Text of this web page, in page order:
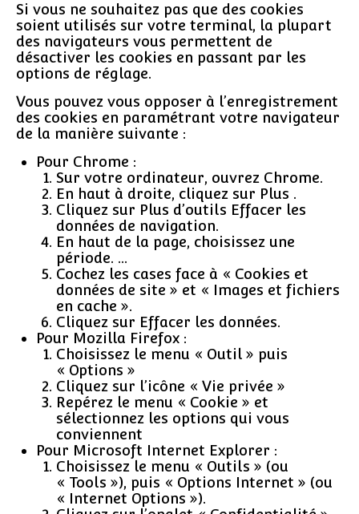
Si vous ne souhaitez pas que des cookies
soient utilisés sur votre terminal, la plupart
des navigateurs vous permettent de
désactiver les cookies en passant par les
options de réglage.
Vous pouvez vous opposer à l’enregistrement
des cookies en paramétrant votre navigateur
de la manière suivante :
Pour Chrome :
Sur votre ordinateur, ouvrez Chrome.
En haut à droite, cliquez sur Plus .
Cliquez sur Plus d’outils Effacer les
données de navigation.
En haut de la page, choisissez une
période. …
Cochez les cases face à « Cookies et
données de site » et « Images et fichiers
en cache ».
Cliquez sur Effacer les données.
Pour Mozilla Firefox :
Choisissez le menu « Outil » puis
« Options »
Cliquez sur l’icône « Vie privée »
Repérez le menu « Cookie » et
sélectionnez les options qui vous
conviennent
Pour Microsoft Internet Explorer :
Choisissez le menu « Outils » (ou
« Tools »), puis « Options Internet » (ou
« Internet Options »).